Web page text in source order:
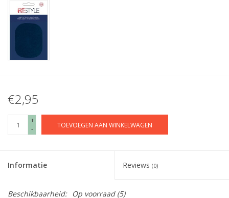
€2,95
+
-
TOEVOEGEN AAN WINKELWAGEN
Informatie Reviews (0)
Beschikbaarheid: Op voorraad(5)